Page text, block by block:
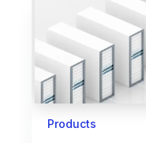
Products